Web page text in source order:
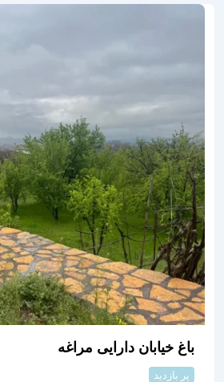
باغ خیابان دارایی مراغه
پر بازدید